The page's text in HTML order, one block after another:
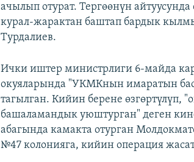
ачылып отурат. Тергөөнүн
курал-жарактан баштап бардык
Турдалиев.
Ички иштер министрлиги 6-майда
окуяларында "УКМКнын имаратын
тагылган. Кийин берене өзгөртүлүп,
башаламандык уюштурган" деген
абагында камакта отурган
№47 колонияга, кийин операция